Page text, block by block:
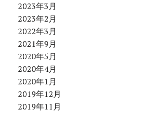
2023年3月
2023年2月
2022年3月
2021年9月
2020年5月
2020年4月
2020年1月
2019年12月
2019年11月